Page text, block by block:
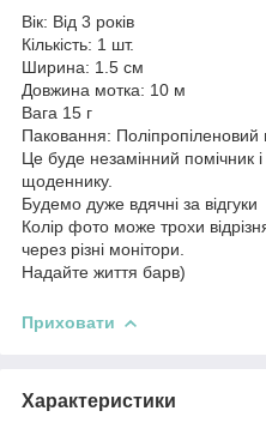
Вік: Від 3 років
Кількість: 1 шт.
Ширина: 1.5 см
Довжина мотка: 10 м
Вага 15 г
Паковання: Поліпропіленовий
Це буде незамінний помічник
щоденнику.
Будемо дуже вдячні за відгуки
Колір фото може трохи
через різні монітори.
Надайте життя барв)
Приховати
Характеристики